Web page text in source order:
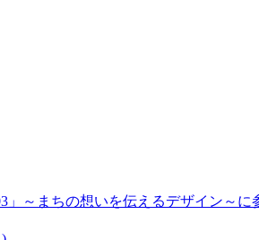
」～まちの想いを伝えるデザイン～に